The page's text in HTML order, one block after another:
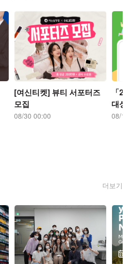
[여신티켓] 뷰티 서포터즈
모집
08/30 00:00
「
대
08/
더보기